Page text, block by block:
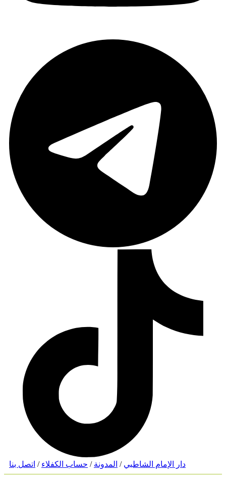
دار الإمام الشاطبي/ المدونة/ حساب الكفلاء/ اتصل بنا